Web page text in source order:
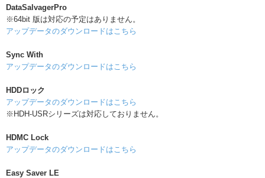
DataSalvagerPro
※64bit 版は対応の予定はありません。
アップデータのダウンロードはこちら
Sync With
アップデータのダウンロードはこちら
HDDロック
アップデータのダウンロードはこちら
※HDH-USRシリーズは対応しておりません。
HDMC Lock
アップデータのダウンロードはこちら
Easy Saver LE